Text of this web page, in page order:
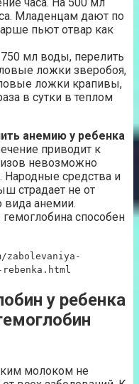
Младенцам дают по
пьют отвар как
750 мл воды, перелить
ложки зверобоя,
ложки крапивы,
в сутки в теплом
анемию у ребенка
приводит к
невозможно
Народные средства и
страдает не от
вида анемии.
гемоглобина способен
у ребенка
молоком не